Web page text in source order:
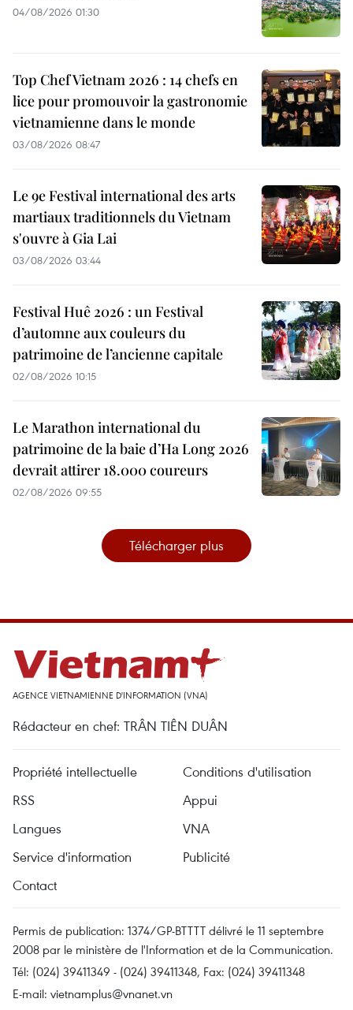
04/08/2026 01:30
Top Chef Vietnam 2026 : 14 chefs en
lice pour promouvoir la gastronomie
vietnamienne dans le monde
03/08/2026 08:47
Le 9e Festival international des arts
martiaux traditionnels du Vietnam
s'ouvre à Gia Lai
03/08/2026 03:44
Festival Huê 2026 : un Festival
d’automne aux couleurs du
patrimoine de l’ancienne capitale
02/08/2026 10:15
Le Marathon international du
patrimoine de la baie d’Ha Long 2026
devrait attirer 18.000 coureurs
02/08/2026 09:55
Télécharger plus
AGENCE VIETNAMIENNE D'INFORMATION (VNA)
Rédacteur en chef: TRÂN TIÊN DUÂN
Propriété intellectuelle
Conditions d'utilisation
RSS
Appui
Langues
VNA
Service d'information
Publicité
Contact
Permis de publication: 1374/GP-BTTTT délivré le 11 septembre
2008 par le ministère de l'Information et de la Communication.
Tél: (024) 39411349 - (024) 39411348, Fax: (024) 39411348
E-mail: vietnamplus@vnanet.vn